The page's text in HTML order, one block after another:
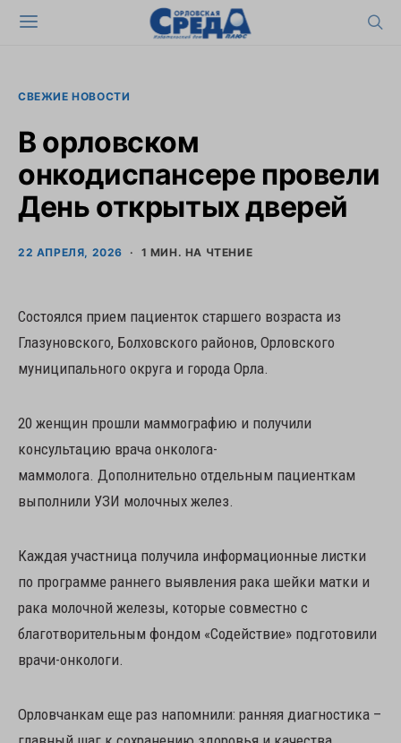
СВЕЖИЕ НОВОСТИ
В орловском
онкодиспансере провели
День открытых дверей
22 АПРЕЛЯ, 2026 1 МИН. НА ЧТЕНИЕ
Состоялся прием пациенток старшего возраста из
Глазуновского, Болховского районов, Орловского
муниципального округа и города Орла.
20 женщин прошли маммографию и получили
консультацию врача онколога-
маммолога. Дополнительно отдельным пациенткам
выполнили УЗИ молочных желез.
Каждая участница получила информационные листки
по программе раннего выявления рака шейки матки и
рака молочной железы, которые совместно с
благотворительным фондом «Содействие» подготовили
врачи-онкологи.
Орловчанкам еще раз напомнили: ранняя диагностика –